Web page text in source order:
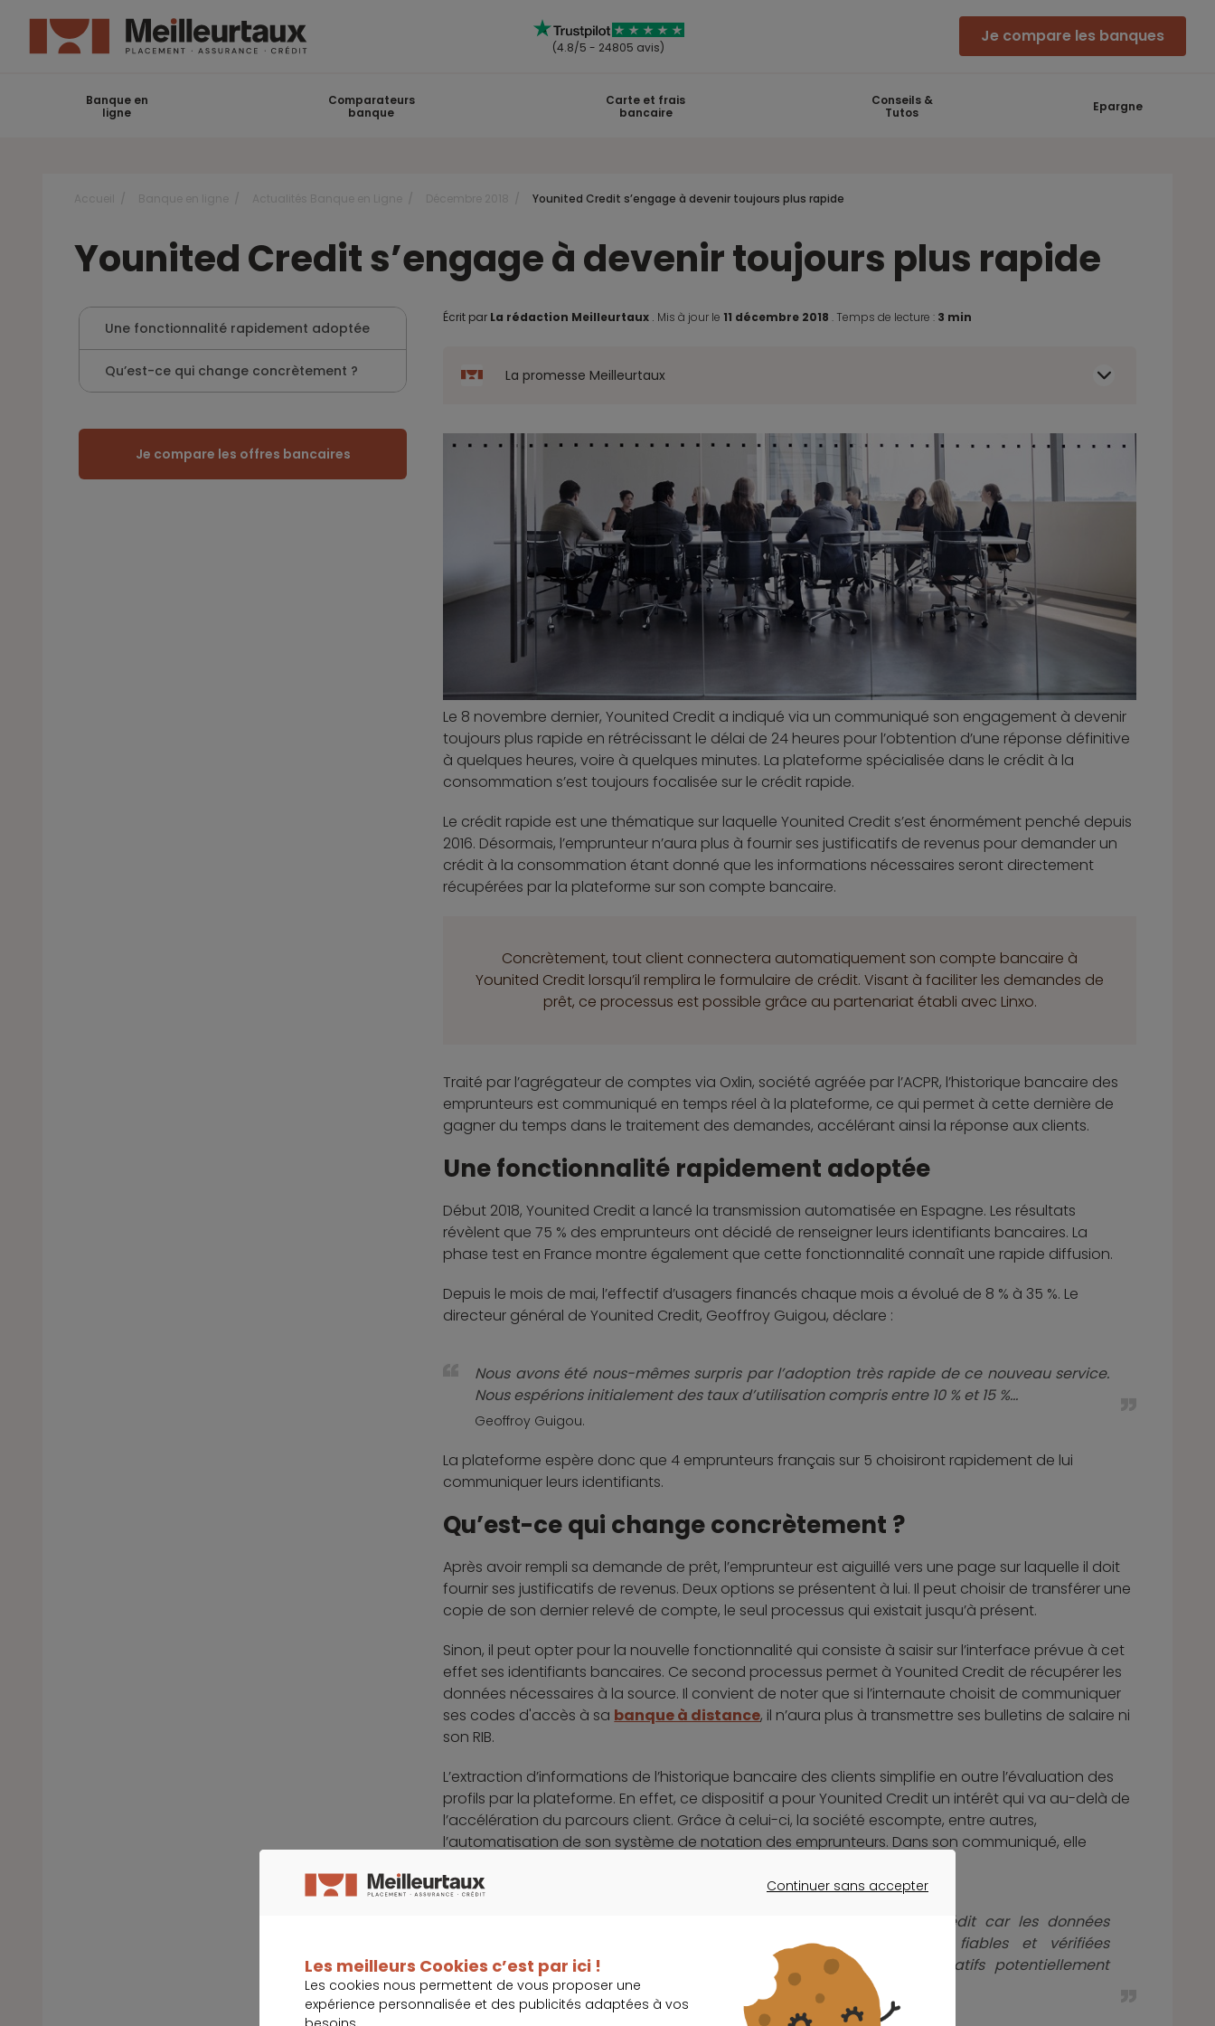
(4.8/5 - 24805 avis)
Je compare les banques
Banque en
ligne
Comparateurs
banque
Carte et frais
bancaire
Conseils &
Tutos
Epargne
Younited Credit s’engage à devenir toujours plus rapide
Younited Credit s’engage à devenir toujours plus rapide
Une fonctionnalité rapidement adoptée
Qu’est-ce qui change concrètement ?
Je compare les offres bancaires
Écrit par La rédaction Meilleurtaux . Mis à jour le 11 décembre 2018. Temps de lecture : 3 min
La promesse Meilleurtaux
Le 8 novembre dernier, Younited Credit a indiqué via un communiqué son engagement à devenir
toujours plus rapide en rétrécissant le délai de 24 heures pour l’obtention d’une réponse définitive
à quelques heures, voire à quelques minutes. La plateforme spécialisée dans le crédit à la
consommation s’est toujours focalisée sur le crédit rapide.
Le crédit rapide est une thématique sur laquelle Younited Credit s’est énormément penché depuis
2016. Désormais, l’emprunteur n’aura plus à fournir ses justificatifs de revenus pour demander un
crédit à la consommation étant donné que les informations nécessaires seront directement
récupérées par la plateforme sur son compte bancaire.
Concrètement, tout client connectera automatiquement son compte bancaire à
Younited Credit lorsqu’il remplira le formulaire de crédit. Visant à faciliter les demandes de
prêt, ce processus est possible grâce au partenariat établi avec Linxo.
Traité par l’agrégateur de comptes via Oxlin, société agréée par l’ACPR, l’historique bancaire des
emprunteurs est communiqué en temps réel à la plateforme, ce qui permet à cette dernière de
gagner du temps dans le traitement des demandes, accélérant ainsi la réponse aux clients.
Une fonctionnalité rapidement adoptée
Début 2018, Younited Credit a lancé la transmission automatisée en Espagne. Les résultats
révèlent que 75 % des emprunteurs ont décidé de renseigner leurs identifiants bancaires. La
phase test en France montre également que cette fonctionnalité connaît une rapide diffusion.
Depuis le mois de mai, l’effectif d’usagers financés chaque mois a évolué de 8 % à 35 %. Le
directeur général de Younited Credit, Geoffroy Guigou, déclare :
Nous avons été nous-mêmes surpris par l’adoption très rapide de ce nouveau service.
Nous espérions initialement des taux d’utilisation compris entre 10 % et 15 %...
Geoffroy Guigou.
La plateforme espère donc que 4 emprunteurs français sur 5 choisiront rapidement de lui
communiquer leurs identifiants.
Qu’est-ce qui change concrètement ?
Après avoir rempli sa demande de prêt, l’emprunteur est aiguillé vers une page sur laquelle il doit
fournir ses justificatifs de revenus. Deux options se présentent à lui. Il peut choisir de transférer une
copie de son dernier relevé de compte, le seul processus qui existait jusqu’à présent.
Sinon, il peut opter pour la nouvelle fonctionnalité qui consiste à saisir sur l’interface prévue à cet
effet ses identifiants bancaires. Ce second processus permet à Younited Credit de récupérer les
données nécessaires à la source. Il convient de noter que si l’internaute choisit de communiquer
ses codes d'accès à sa banque à distance, il n’aura plus à transmettre ses bulletins de salaire ni
son RIB.
L’extraction d’informations de l’historique bancaire des clients simplifie en outre l’évaluation des
profils par la plateforme. En effet, ce dispositif a pour Younited Credit un intérêt qui va au-delà de
l’accélération du parcours client. Grâce à celui-ci, la société escompte, entre autres,
l’automatisation de son système de notation des emprunteurs. Dans son communiqué, elle
La société constate d’ailleurs une réduction du risque de crédit car les données
récupérées sont celles du compte bancaire : elles sont fiables et vérifiées
(contrairement à des données déclaratives ou à des justificatifs potentiellement
falsifiables).
Continuer sans accepter
Les meilleurs Cookies c’est par ici !
Les cookies nous permettent de vous proposer une
expérience personnalisée et des publicités adaptées à vos